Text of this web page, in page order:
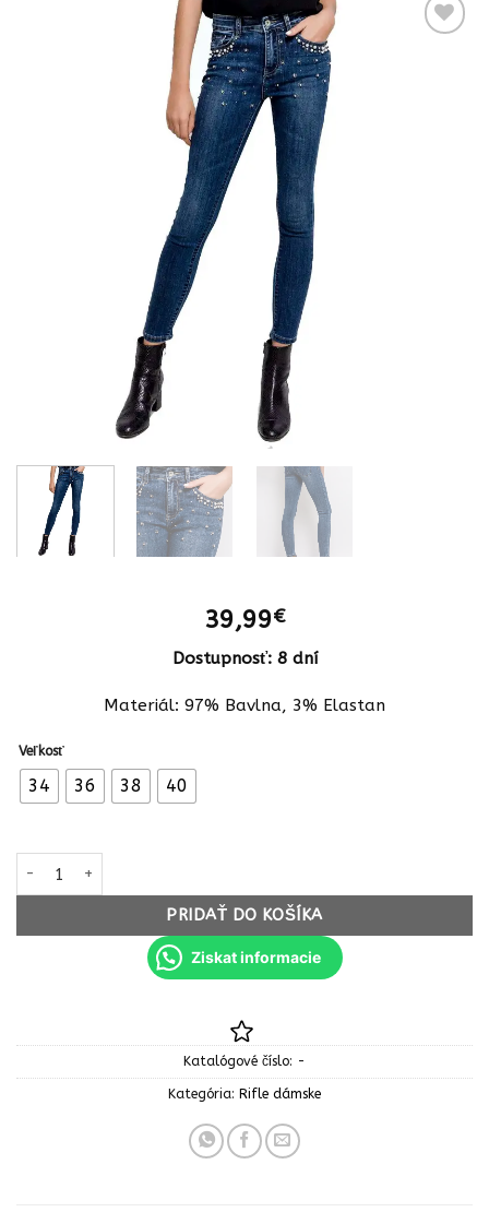
39,99€
Dostupnosť: 8 dní
Materiál: 97% Bavlna, 3% Elastan
Veľkosť
34 36 38 40
množstvo Dámske modne rifle fashion pearls skinny 6313SW
PRIDAŤ DO KOŠÍKA
Ziskat informacie
Katalógové číslo: -
Kategória: Rifle dámske